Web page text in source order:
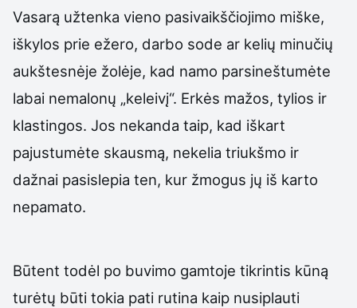
Vasarą užtenka vieno pasivaikščiojimo miške,
iškylos prie ežero, darbo sode ar kelių minučių
aukštesnėje žolėje, kad namo parsineštumėte
labai nemalonų „keleivį“. Erkės mažos, tylios ir
klastingos. Jos nekanda taip, kad iškart
pajustumėte skausmą, nekelia triukšmo ir
dažnai pasislepia ten, kur žmogus jų iš karto
nepamato.
Būtent todėl po buvimo gamtoje tikrintis kūną
turėtų būti tokia pati rutina kaip nusiplauti